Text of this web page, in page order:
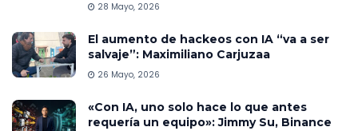
28 Mayo, 2026
El aumento de hackeos con IA “va a ser
salvaje”: Maximiliano Carjuzaa
26 Mayo, 2026
«Con IA, uno solo hace lo que antes
requería un equipo»: Jimmy Su, Binance